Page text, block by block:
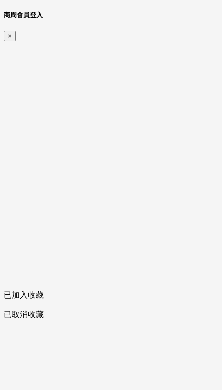
商周會員登入
×
已加入收藏
已取消收藏